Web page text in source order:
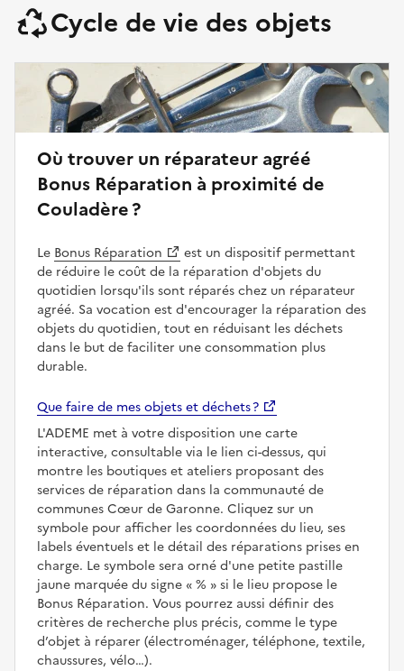
Cycle de vie des objets
Où trouver un réparateur agréé
Bonus Réparation à proximité de
Couladère ?
Le Bonus Réparation
est un dispositif permettant
de réduire le coût de la réparation d'objets du
quotidien lorsqu'ils sont réparés chez un réparateur
agréé. Sa vocation est d'encourager la réparation des
objets du quotidien, tout en réduisant les déchets
dans le but de faciliter une consommation plus
durable.
Que faire de mes objets et déchets ?
L'ADEME met à votre disposition une carte
interactive, consultable via le lien ci-dessus, qui
montre les boutiques et ateliers proposant des
services de réparation dans la communauté de
communes Cœur de Garonne. Cliquez sur un
symbole pour afficher les coordonnées du lieu, ses
labels éventuels et le détail des réparations prises en
charge. Le symbole sera orné d'une petite pastille
jaune marquée du signe
%
si le lieu propose le
Bonus Réparation. Vous pourrez aussi définir des
critères de recherche plus précis, comme le type
d’objet à réparer (électroménager, téléphone, textile,
chaussures, vélo…).